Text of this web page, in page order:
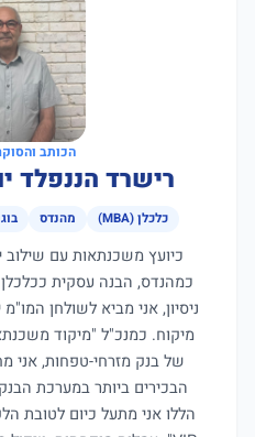
הכותב
רישרד הננפלד
כלכלן (MBA) מהנדס
כיועץ משכנתאות עם שילוב
ניסיון, אני מביא לשולחן
מיקוח. כמנכ"ל "מיקוד
של בנק מזרחי-טפחות, אני
הבכירים ביותר במערכת
הללו אני מתעל כיום לטובת